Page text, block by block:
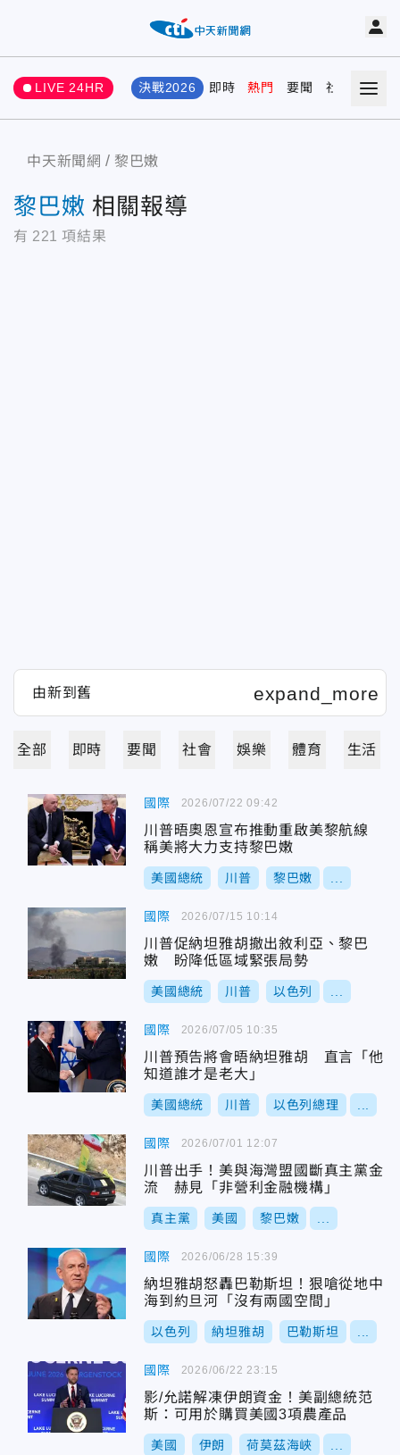
LIVE 24HR 決戰2026 即時 熱門 要聞 社會 娛樂
中天新聞網 黎巴嫩
黎巴嫩 相關報導
有 221 項結果
全部 即時 要聞 社會 娛樂 體育 生活
國際
川普晤奧恩宣布推動重啟美黎航線
稱美將大力支持黎巴嫩
美國總統 川普 黎巴嫩
2026/07/22 09:42
國際
川普促納坦雅胡撤出敘利亞、黎巴
嫩 盼降低區域緊張局勢
美國總統 川普 以色列
2026/07/15 10:14
國際
川普預告將會晤納坦雅胡 直言「他
知道誰才是老大」
美國總統 川普 以色列總理
2026/07/05 10:35
國際
川普出手！美與海灣盟國斷真主黨金
流 赫見「非營利金融機構」
真主黨 美國 黎巴嫩
2026/07/01 12:07
國際
納坦雅胡怒轟巴勒斯坦！狠嗆從地中
海到約旦河「沒有兩國空間」
以色列 納坦雅胡 巴勒斯坦
2026/06/28 15:39
國際
影/允諾解凍伊朗資金！美副總統范
斯：可用於購買美國3項農產品
美國 伊朗 荷莫茲海峽
2026/06/22 23:15